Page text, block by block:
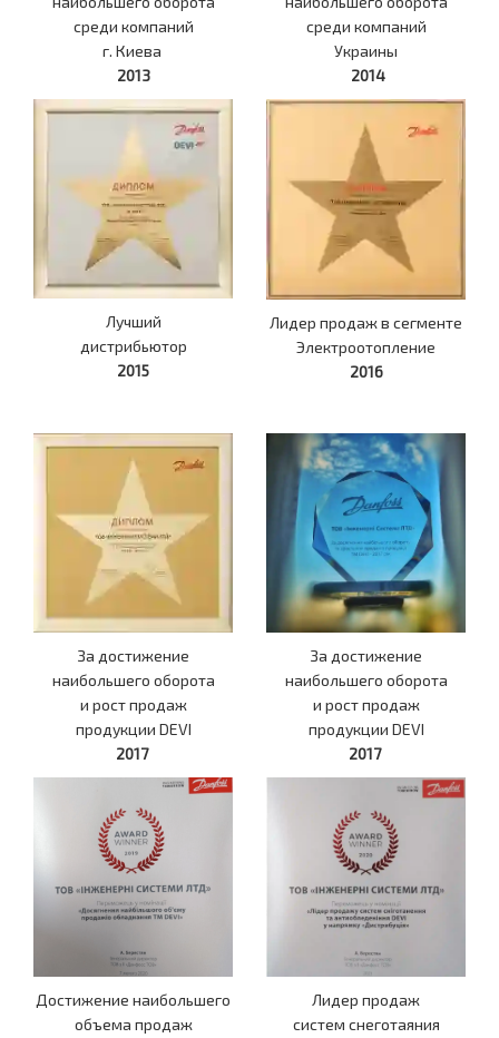
среди компаний
г. Киева
2013
среди компаний
Украины
2014
Лучший
дистрибьютор
2015
Лидер продаж в сегменте
Электроотопление
2016
За достижение
наибольшего оборота
и рост продаж
продукции DEVI
2017
За достижение
наибольшего оборота
и рост продаж
продукции DEVI
2017
Достижение наибольшего
объема продаж
Лидер продаж
систем снеготаяния